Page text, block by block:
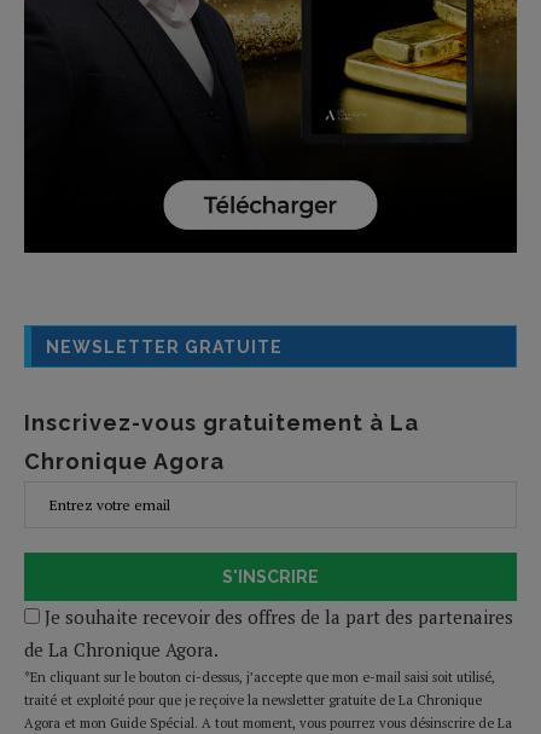
NEWSLETTER GRATUITE
Inscrivez-vous gratuitement à La
Chronique Agora
S'INSCRIRE
Je souhaite recevoir des offres de la part des partenaires
de La Chronique Agora.
*En cliquant sur le bouton ci-dessus, j’accepte que mon e-mail saisi soit utilisé,
traité et exploité pour que je reçoive la newsletter gratuite de La Chronique
Agora et mon Guide Spécial. A tout moment, vous pourrez vous désinscrire de La